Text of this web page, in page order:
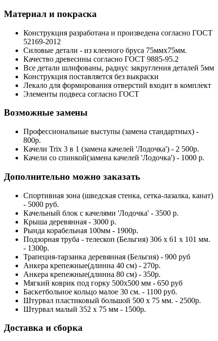
Материал и покраска
Конструкция разработана и произведена согласно ГОСТ
52169-2012
Силовые детали - из клееного бруса 75ммх75мм.
Качество древесины согласно ГОСТ 9885-95.2
Все детали шлифованы, радиус закругления деталей 5мм
Конструкция поставляется без выкраски
Лекало для формирования отверстий входит в комплект
Элементы подвеса согласно ГОСТ
Возможные замены
Профессиональные выступы (замена стандартных) -
800р.
Качели Trix 3 в 1 (замена качелей 'Лодочка') - 2 500р.
Качели со спинкой(замена качелей 'Лодочка') - 1000 р.
Дополнительно можно заказать
Спортивная зона (шведская стенка, сетка-лазалка, канат)
- 5000 руб.
Качельный блок с качелями 'Лодочка' - 3500 р.
Крыша деревянная - 3000 р.
Рында корабельная 100мм - 1900р.
Подзорная труба - телескоп (Бельгия) 306 х 61 х 101 мм.
- 1300р.
Трапеция-тарзанка деревянная (Бельгия) - 900 руб
Анкера крепежные(длинна 40 см) - 270р.
Анкера крепежные(длинна 80 см) - 350р.
Мягкий коврик под горку 500х500 мм - 650 руб
Баскетбольное кольцо малое 30 см. - 1100 руб.
Штурвал пластиковый большой 500 х 75 мм. - 2500р.
Штурвал малый 352 х 75 мм - 1500р.
Доставка и сборка